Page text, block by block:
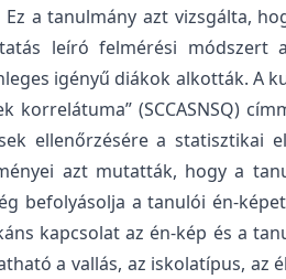
a tanulmány azt vizsgálta,
leíró felmérési
igényű diákok alkották. A
(SCCASNSQ)
ellenőrzésére a statisztikai
azt mutatták, hogy a
befolyásolja a tanulói én-
kapcsolat az én-kép és a
a vallás, az iskolatípus,